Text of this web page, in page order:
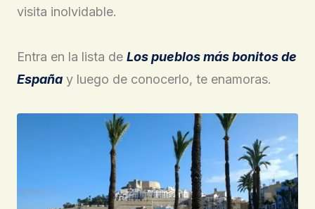
visita inolvidable.
Entra en la lista de Los pueblos más bonitos de
España y luego de conocerlo, te enamoras.